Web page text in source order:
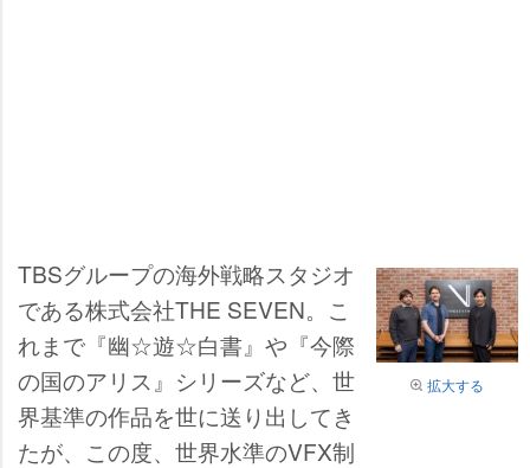
拡大する
TBSグループの海外戦略スタジオ
である株式会社THE SEVEN。こ
れまで『幽☆遊☆白書』や『今際
の国のアリス』シリーズなど、世
界基準の作品を世に送り出してき
たが、この度、世界水準のVFX制